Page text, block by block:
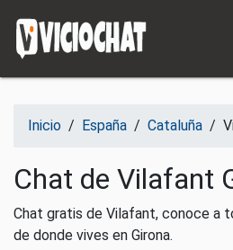
Inicio / España / Cataluña /
Chat de Vilafant
Chat gratis de Vilafant, conoce a
de donde vives en Girona.